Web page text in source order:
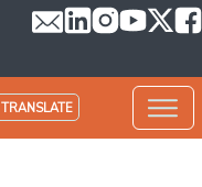
TRANSLATE